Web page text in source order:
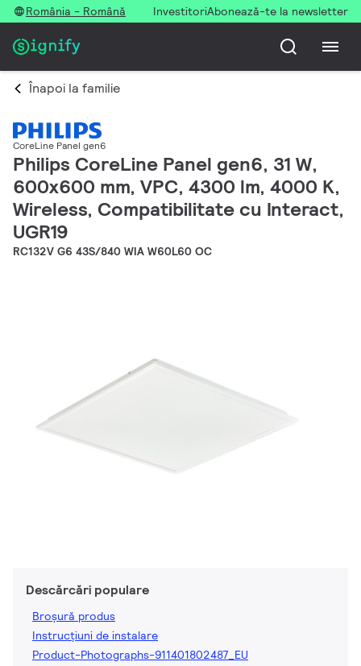
România - Română InvestitoriAbonează-te la newsletter
Înapoi la familie
CoreLine Panel gen6
Philips CoreLine Panel gen6, 31 W,
600x600 mm, VPC, 4300 lm, 4000 K,
Wireless, Compatibilitate cu Interact,
UGR19
RC132V G6 43S/840 WIA W60L60 OC
Descărcări populare
Broșură produs
Instrucțiuni de instalare
Product-Photographs-911401802487_EU